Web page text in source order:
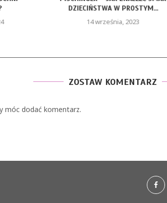
DZIECIŃSTWA W PROSTYM...
14 września, 2023
ZOSTAW KOMENTARZ
móc dodać komentarz.